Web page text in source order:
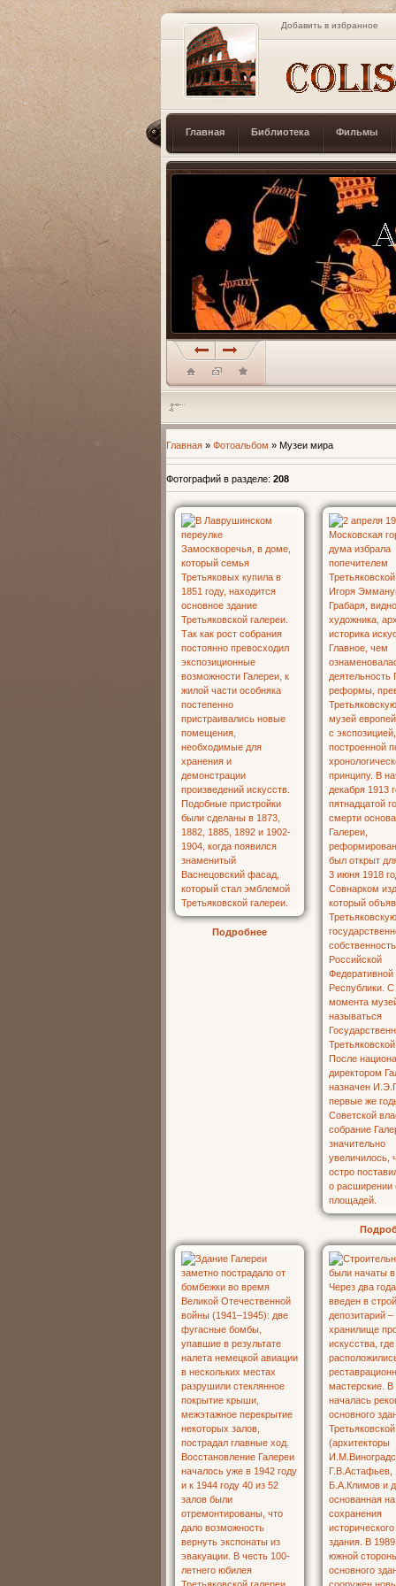
Добавить в избранное
Главная Библиотека Фильмы
Главная » Фотоальбом » Музеи мира
Фотографий в разделе: 208
Подробнее